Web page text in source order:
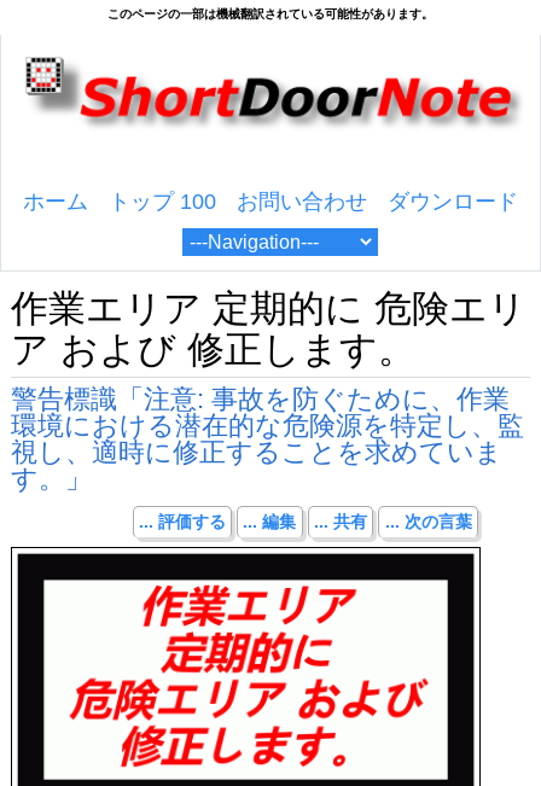
ホーム トップ 100 お問い合わせ ダウンロード
作業エリア 定期的に 危険エリ
ア および 修正します。
警告標識「注意: 事故を防ぐために、作業
環境における潜在的な危険源を特定し、監
視し、適時に修正することを求めていま
す。」
... 評価する ... 編集 ... 共有 ... 次の言葉